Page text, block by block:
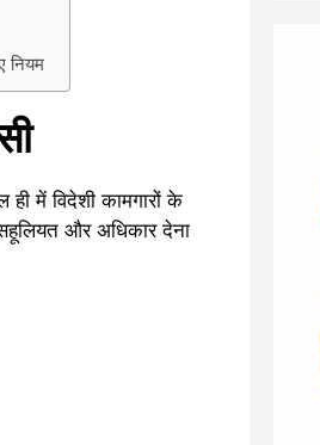
नियम
में विदेशी कामगारों के
और अधिकार देना